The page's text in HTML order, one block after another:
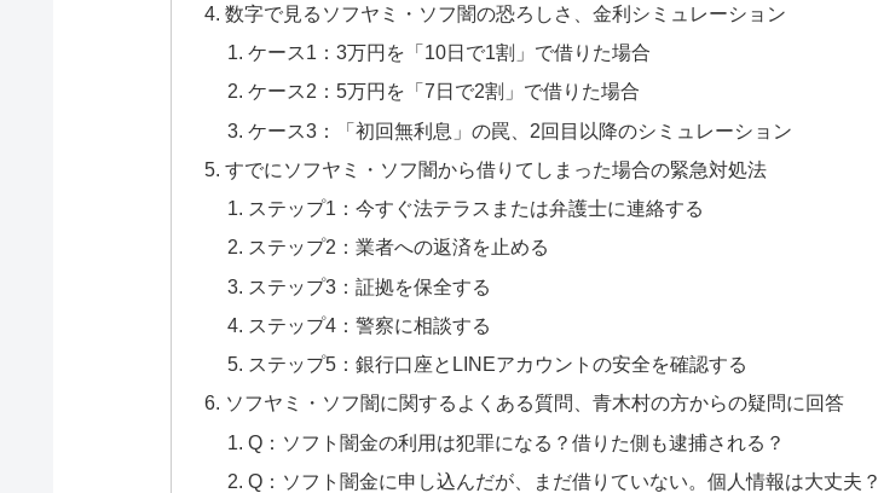
数字で見るソフヤミ・ソフ闇の恐ろしさ、金利シミュレーション
ケース1：3万円を「10日で1割」で借りた場合
ケース2：5万円を「7日で2割」で借りた場合
ケース3：「初回無利息」の罠、2回目以降のシミュレーション
すでにソフヤミ・ソフ闇から借りてしまった場合の緊急対処法
ステップ1：今すぐ法テラスまたは弁護士に連絡する
ステップ2：業者への返済を止める
ステップ3：証拠を保全する
ステップ4：警察に相談する
ステップ5：銀行口座とLINEアカウントの安全を確認する
ソフヤミ・ソフ闇に関するよくある質問、青木村の方からの疑問に回答
Q：ソフト闇金の利用は犯罪になる？借りた側も逮捕される？
Q：ソフト闇金に申し込んだが、まだ借りていない。個人情報は大丈夫？